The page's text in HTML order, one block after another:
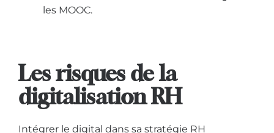
les MOOC.
Les risques de la
digitalisation RH
Intégrer le digital dans sa stratégie RH